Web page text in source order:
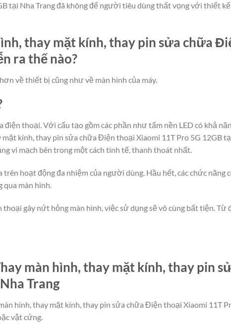
tại Nha Trang đã không để người tiêu dùng thất vọng với thiết
thay mặt kính, thay pin sửa chữa
ra thế nào?
về thiết bị cũng như về màn hình của máy.
thoại. Với cấu tạo gồm các phần như tấm nền LED có khả
kính, thay pin sửa chữa Điện thoại Xiaomi 11T Pro 5G 12GB
vi mạch bên trong một cách tinh tế, thanh thoát nhất.
hoạt động đa nhiệm của người dùng. Hầu hết, các chức năng
qua màn hình.
gây nứt hỏng màn hình, việc sử dụng sẽ vô cùng bất tiện. Từ
màn hình, thay mặt kính, thay pin
Trang
hình, thay mặt kính, thay pin sửa chữa Điện thoại Xiaomi 11T
vật cứng.